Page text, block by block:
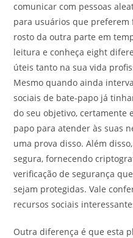
comunicar com pessoas
para usuários que preferem
rosto da outra parte em
leitura e conheça eight
úteis tanto na sua vida
Mesmo quando ainda
sociais de bate-papo já
do seu objetivo, certamente
papo para atender às suas
uma prova disso. Além
segura, fornecendo
verificação de segurança
sejam protegidas. Vale
recursos sociais
Outra diferença é que esta